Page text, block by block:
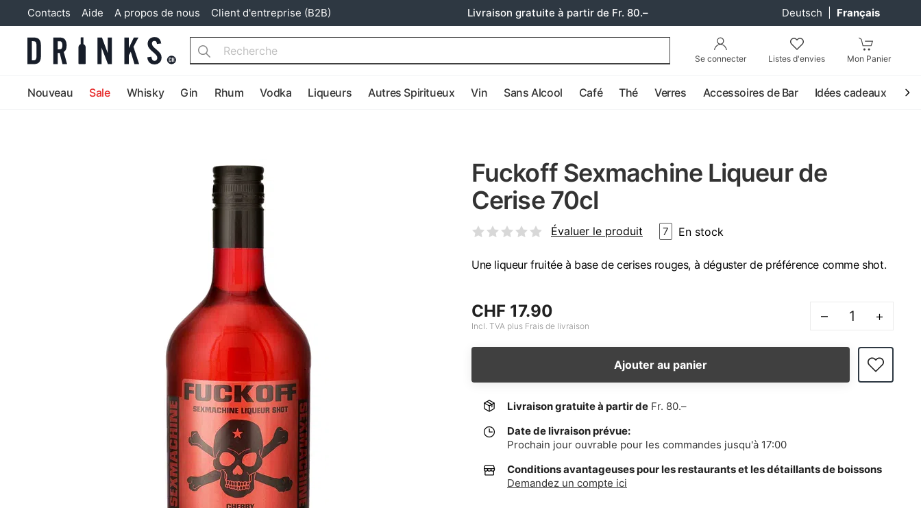
Contacts Aide A propos de nous Client d'entreprise (B2B) Livraison gratuite à partir de Fr. 80.– Deutsch Français
Se connecter Listes d'envies Mon Panier
Search
Nouveau Sale Whisky Gin Rhum Vodka Liqueurs Autres Spiritueux Vin Sans Alcool Café Thé Verres Accessoires de Bar Idées cadeaux
Fuckoff Sexmachine Liqueur de
Cerise 70cl
Évaluer le produit 7 En stock
Une liqueur fruitée à base de cerises rouges, à déguster de préférence comme shot.
CHF 17.90
Incl. TVA plus Frais de livraison
– +
Ajouter au panier
Livraison gratuite à partir de Fr. 80.–
Date de livraison prévue:
Prochain jour ouvrable pour les commandes jusqu'à 17:00
Conditions avantageuses pour les restaurants et les détaillants de boissons
Demandez un compte ici